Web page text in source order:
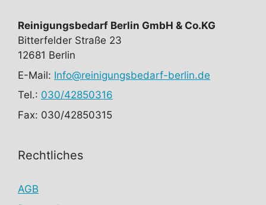
Reinigungsbedarf Berlin GmbH & Co.KG
Bitterfelder Straße 23
12681 Berlin
E-Mail: Info@reinigungsbedarf-berlin.de
Tel.: 030/42850316
Fax: 030/42850315
Rechtliches
AGB